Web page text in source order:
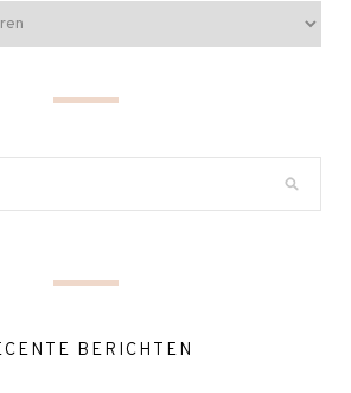
BERICHTEN